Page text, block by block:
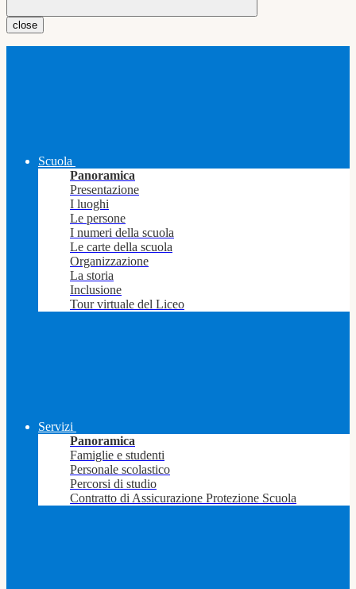
close
Scuola
Panoramica
Presentazione
I luoghi
Le persone
I numeri della scuola
Le carte della scuola
Organizzazione
La storia
Inclusione
Tour virtuale del Liceo
Servizi
Panoramica
Famiglie e studenti
Personale scolastico
Percorsi di studio
Contratto di Assicurazione Protezione Scuola